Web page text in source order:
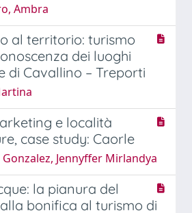
Ambra
al territorio: turismo
dei luoghi
di Cavallino – Treporti
e località
case study: Caorle
Jennyffer Mirlandya
la pianura del
bonifica al turismo di